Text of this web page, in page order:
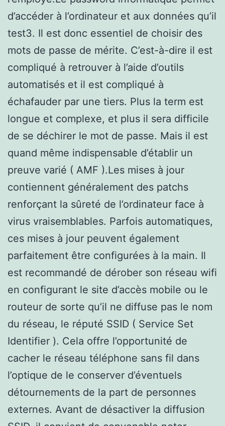
d’accéder à l’ordinateur et aux données qu’il
test3. Il est donc essentiel de choisir des
mots de passe de mérite. C’est-à-dire il est
compliqué à retrouver à l’aide d’outils
automatisés et il est compliqué à
échafauder par une tiers. Plus la term est
longue et complexe, et plus il sera difficile
de se déchirer le mot de passe. Mais il est
quand même indispensable d’établir un
preuve varié ( AMF ).Les mises à jour
contiennent généralement des patchs
renforçant la sûreté de l’ordinateur face à
virus vraisemblables. Parfois automatiques,
ces mises à jour peuvent également
parfaitement être configurées à la main. Il
est recommandé de dérober son réseau wifi
en configurant le site d’accès mobile ou le
routeur de sorte qu’il ne diffuse pas le nom
du réseau, le réputé SSID ( Service Set
Identifier ). Cela offre l’opportunité de
cacher le réseau téléphone sans fil dans
l’optique de le conserver d’éventuels
détournements de la part de personnes
externes. Avant de désactiver la diffusion